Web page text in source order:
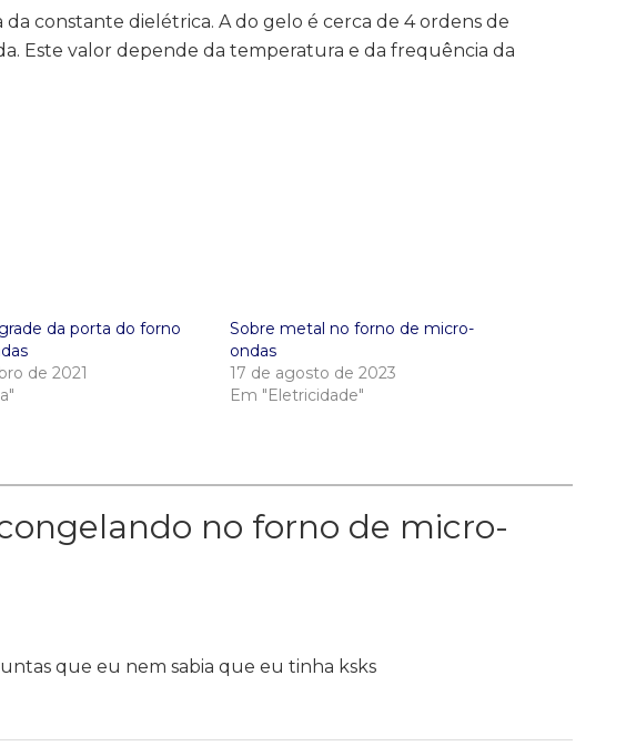
constante dielétrica. A do gelo é cerca de 4 ordens de
Este valor depende da temperatura e da frequência da
da porta do forno
de 2021
Sobre metal no forno de micro-
ondas
17 de agosto de 2023
Em "Eletricidade"
no forno de micro-
que eu nem sabia que eu tinha ksks